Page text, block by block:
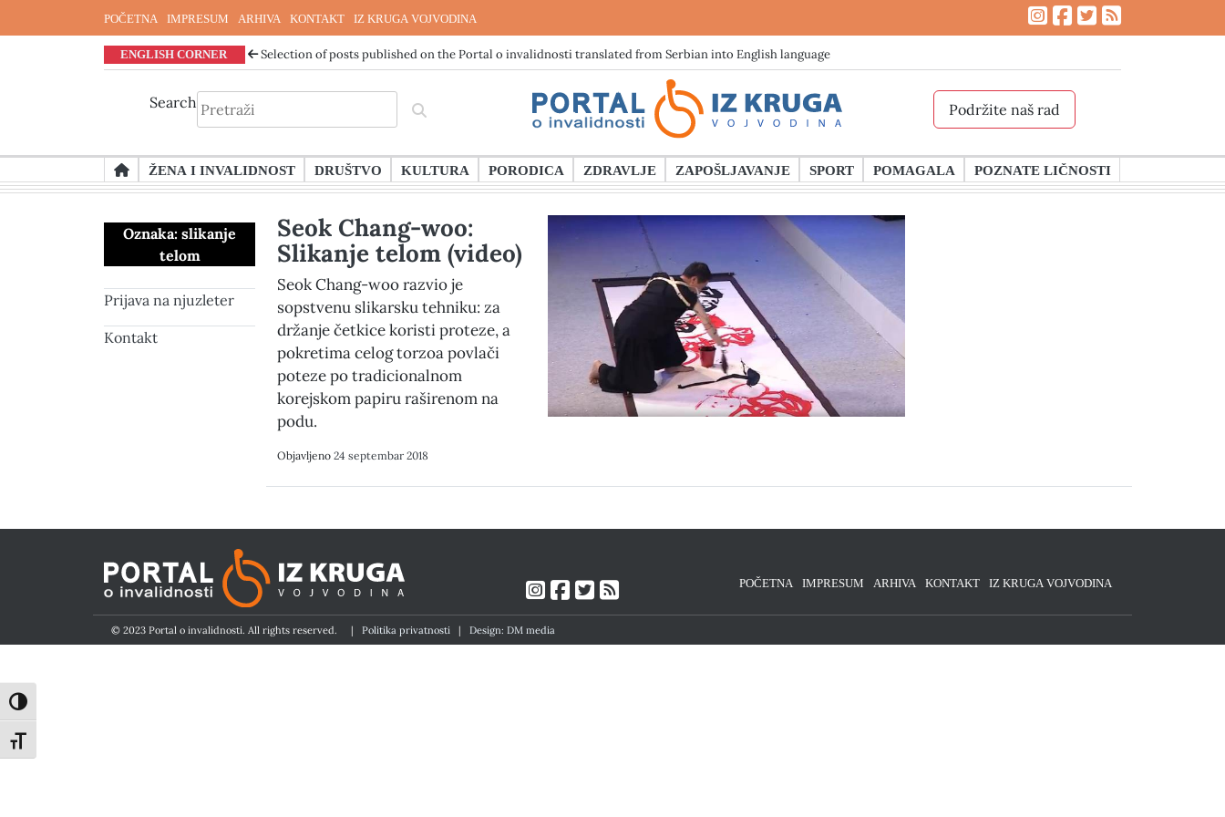
Toggle High Contrast
Toggle Font size
POČETNA IMPRESUM ARHIVA KONTAKT IZ KRUGA VOJVODINA
ENGLISH CORNER Selection of posts published on the Portal o invalidnosti translated from Serbian into English language
Search Podržite naš rad
to
content
ŽENA I INVALIDNOST DRUŠTVO KULTURA PORODICA ZDRAVLJE ZAPOŠLJAVANJE SPORT POMAGALA POZNATE LIČNOSTI
Oznaka: slikanje
telom
Prijava na njuzleter
Kontakt
Seok Chang-woo:
Slikanje telom (video)
Seok Chang-woo razvio je
sopstvenu slikarsku tehniku: za
držanje četkice koristi proteze, a
pokretima celog torzoa povlači
poteze po tradicionalnom
korejskom papiru raširenom na
podu.
Objavljeno 24 septembar 2018
POČETNA IMPRESUM ARHIVA KONTAKT IZ KRUGA VOJVODINA
© 2023 Portal o invalidnosti. All rights reserved. | Politika privatnosti | Design: DM media